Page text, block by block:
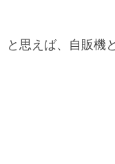
と思えば、自販機